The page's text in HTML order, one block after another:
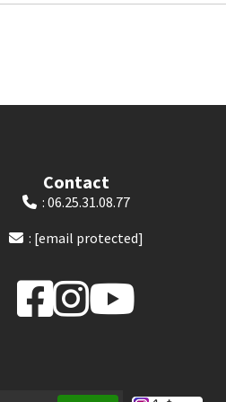
Contact
 : 06.25.31.08.77
 : [email protected]